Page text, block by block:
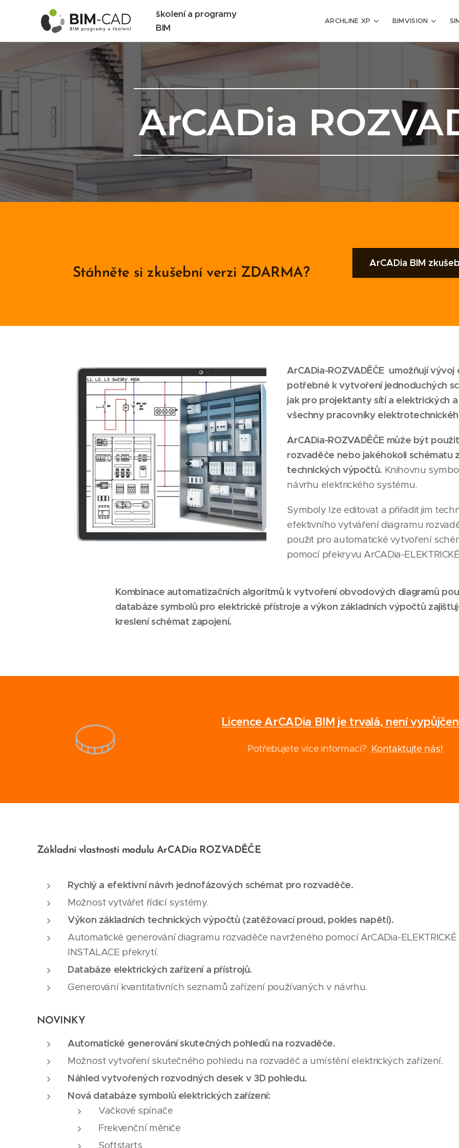
školení a programy
BIM
ARCHLINE XP BIMVISION
ArCADia
Stáhněte si zkušební verzi ZDARMA?
ArCADia BIM
ArCADia-ROZVADĚČE umožňují
potřebné k vytvoření jednoduchých
jak pro projektanty sítí a elektrických
všechny pracovníky
ArCADia-ROZVADĚČE může být
rozvaděče nebo jakéhokoli schématu
technických výpočtů. Knihovnu
návrhu elektrického systému.
Symboly lze editovat a přiřadit jim
efektivního vytváření diagramu
použit pro automatické vytvoření
pomocí překryvu ArCADia-
Kombinace automatizačních algoritmů k vytvoření obvodových diagramů
databáze symbolů pro elektrické přístroje a výkon základních výpočtů
kreslení schémat zapojení.
Licence ArCADia BIM je trvalá, není
Potřebujete více informací? Kontaktujte nás!
Základní vlastnosti modulu ArCADia ROZVADĚČE
Rychlý a efektivní návrh jednofázových schémat pro rozvaděče.
Možnost vytvářet řídicí systémy.
Výkon základních technických výpočtů (zatěžovací proud, pokles napětí).
Automatické generování diagramu rozvaděče navrženého pomocí ArCADia-ELEKTRICKÉ
INSTALACE překrytí.
Databáze elektrických zařízení a přístrojů.
Generování kvantitativních seznamů zařízení používaných v návrhu.
NOVINKY
Automatické generování skutečných pohledů na rozvaděče.
Možnost vytvoření skutečného pohledu na rozvaděč a umístění elektrických zařízení.
Náhled vytvořených rozvodných desek v 3D pohledu.
Nová databáze symbolů elektrických zařízení:
Vačkové spínače
Frekvenční měniče
Softstarts